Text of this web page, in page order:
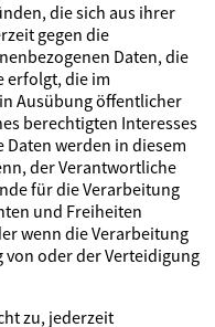
die sich aus ihrer
gegen die
Daten, die
erfolgt, die im
Ausübung öffentlicher
berechtigten Interesses
werden in diesem
der Verantwortliche
für die Verarbeitung
und Freiheiten
wenn die Verarbeitung
oder der Verteidigung
zu, jederzeit